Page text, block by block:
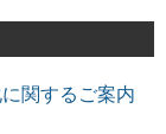
関するご案内